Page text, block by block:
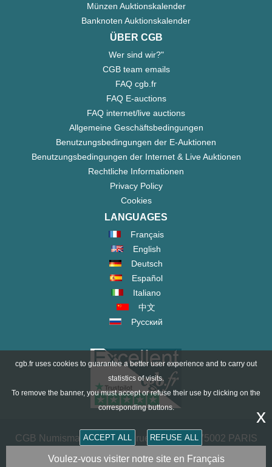
Münzen Auktionskalender
Banknoten Auktionskalender
ÜBER CGB
Wer sind wir?"
CGB team emails
FAQ cgb.fr
FAQ E-auctions
FAQ internet/live auctions
Allgemeine Geschäftsbedingungen
Benutzungsbedingungen der E-Auktionen
Benutzungsbedingungen der Internet & Live Auktionen
Rechtliche Informationen
Privacy Policy
Cookies
LANGUAGES
Français
English
Deutsch
Español
Italiano
中文
Русский
CGB Numismatik Paris - 36 rue Vivienne - 75002 PARIS
FRANCE -contact@cgb.fr
cgb.fr uses cookies to guarantee a better user experience and to carry out
statistics of visits.
To remove the banner, you must accept or refuse their use by clicking on the
corresponding buttons.
ACCEPT ALL REFUSE ALL
x
Voulez-vous visiter notre site en Français